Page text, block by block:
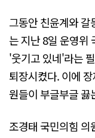
그동안 친윤계와
는 지난 8일 운영위
'웃기고 있네'라는
퇴장시켰다. 이에
원들이 부글부글
조경태 국민의힘